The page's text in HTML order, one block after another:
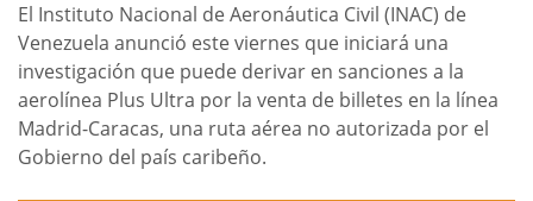
El Instituto Nacional de Aeronáutica Civil (INAC) de
Venezuela anunció este viernes que iniciará una
investigación que puede derivar en sanciones a la
aerolínea Plus Ultra por la venta de billetes en la línea
Madrid-Caracas, una ruta aérea no autorizada por el
Gobierno del país caribeño.